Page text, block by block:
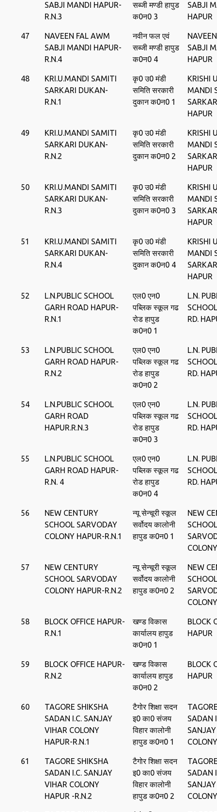
SABJI MANDI HAPUR-
R.N.3
सब्‍जी मण्‍डी हापुड
क0न0 3
SABJI
HAPUR
47
NAVEEN FAL AWM
SABJI MANDI HAPUR-
R.N.4
नवीन फल एवं
सब्‍जी मण्‍डी हापुड
क0न0 4
SABJI
HAPUR
48
KRI.U.MANDI SAMITI
SARKARI DUKAN-
R.N.1
कृ0 उ0 मंडी
समिति सरकारी
दुकान क0न0 1
KRISHI
MANDI
HAPUR
49
KRI.U.MANDI SAMITI
SARKARI DUKAN-
R.N.2
कृ0 उ0 मंडी
समिति सरकारी
दुकान क0न0 2
KRISHI
MANDI
HAPUR
50
KRI.U.MANDI SAMITI
SARKARI DUKAN-
R.N.3
कृ0 उ0 मंडी
समिति सरकारी
दुकान क0न0 3
KRISHI
MANDI
HAPUR
51
KRI.U.MANDI SAMITI
SARKARI DUKAN-
R.N.4
कृ0 उ0 मंडी
समिति सरकारी
दुकान क0न0 4
KRISHI
MANDI
HAPUR
52
L.N.PUBLIC SCHOOL
GARH ROAD HAPUR-
R.N.1
एल0 एन0
पब्लिक स्‍कूल गढ
रोड हापुड
क0न0 1
L.N.
RD.
53
L.N.PUBLIC SCHOOL
GARH ROAD HAPUR-
R.N.2
एल0 एन0
पब्लिक स्‍कूल गढ
रोड हापुड
क0न0 2
L.N.
RD.
54
L.N.PUBLIC SCHOOL
GARH ROAD
HAPUR.R.N.3
एल0 एन0
पब्लिक स्‍कूल गढ
रोड हापुड
क0न0 3
L.N.
RD.
55
L.N.PUBLIC SCHOOL
GARH ROAD HAPUR-
R.N. 4
एल0 एन0
पब्लिक स्‍कूल गढ
रोड हापुड
क0न0 4
L.N.
RD.
56
NEW CENTURY
SCHOOL SARVODAY
COLONY HAPUR-R.N.1
न्‍यू सेन्‍चूरी स्‍कूल
सर्वोदय कालोनी
हापुड क0न0 1
NEW
SCHOOL
57
NEW CENTURY
SCHOOL SARVODAY
COLONY HAPUR-R.N.2
न्‍यू सेन्‍चूरी स्‍कूल
सर्वोदय कालोनी
हापुड क0न0 2
NEW
SCHOOL
58
BLOCK OFFICE HAPUR-
R.N.1
खण्‍ड विकास
कार्यालय हापुड
क0न0 1
BLOCK
HAPUR
59
BLOCK OFFICE HAPUR-
R.N.2
खण्‍ड विकास
कार्यालय हापुड
क0न0 2
BLOCK
HAPUR
60
TAGORE SHIKSHA
SADAN I.C. SANJAY
VIHAR COLONY
HAPUR-R.N.1
टैगोर शिक्षा सदन
इ0 का0 संजय
विहार कालोनी
हापुड क0न0 1
SADAN
61
TAGORE SHIKSHA
SADAN I.C. SANJAY
VIHAR COLONY
HAPUR -R.N.2
टैगोर शिक्षा सदन
इ0 का0 संजय
विहार कालोनी
हापुड क0न0 2
SADAN